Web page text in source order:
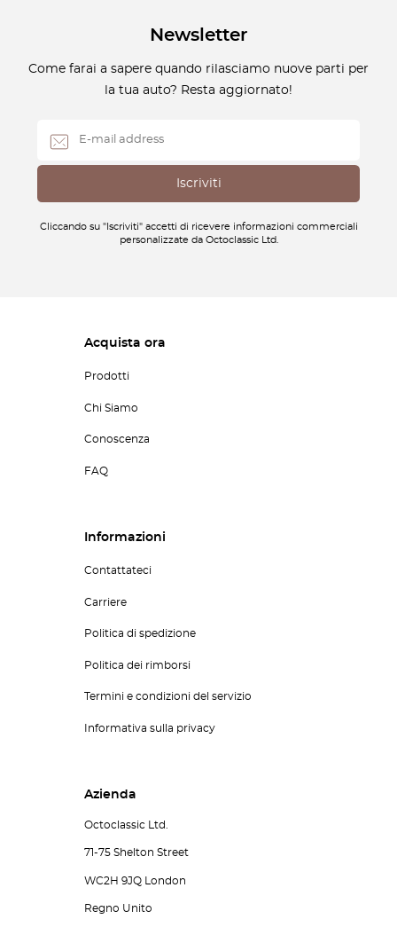
Newsletter
Come farai a sapere quando rilasciamo nuove parti per
la tua auto? Resta aggiornato!
Cliccando su "Iscriviti" accetti di ricevere informazioni commerciali
personalizzate da Octoclassic Ltd.
Acquista ora
Prodotti
Chi Siamo
Conoscenza
FAQ
Informazioni
Contattateci
Carriere
Politica di spedizione
Politica dei rimborsi
Termini e condizioni del servizio
Informativa sulla privacy
Azienda
Octoclassic Ltd.
71-75 Shelton Street
WC2H 9JQ London
Regno Unito